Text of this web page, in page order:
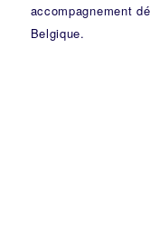
accompagnement
Belgique.